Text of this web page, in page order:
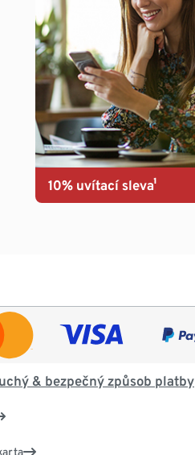
10% uvítací sleva¹
& bezpečný způsob platby